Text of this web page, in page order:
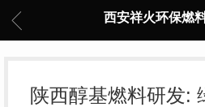
西安祥火环保燃
陕西醇基燃料研发: